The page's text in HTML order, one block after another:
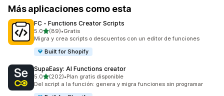
Más aplicaciones como esta
FC ‑ Functions Creator Scripts
5.0de 5 estrellas
(89)
89 reseñas en total
•Gratis
Migra y crea scripts o descuentos con un editor de funciones
Built for Shopify
SupaEasy: AI Functions creator
5.0de 5 estrellas
(202)
202 reseñas en total
•Plan gratis disponible
Del script a la función: genera y migra funciones sin programar